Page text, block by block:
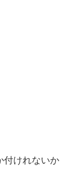
付けれないか